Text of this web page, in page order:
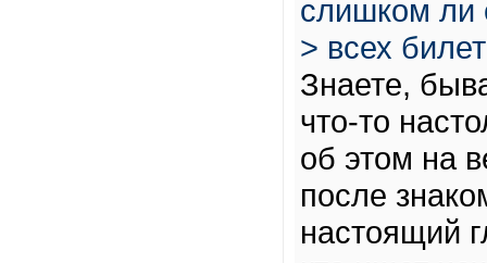
слишком ли
> всех
Знаете,
что-то
об этом на
после
настоящий